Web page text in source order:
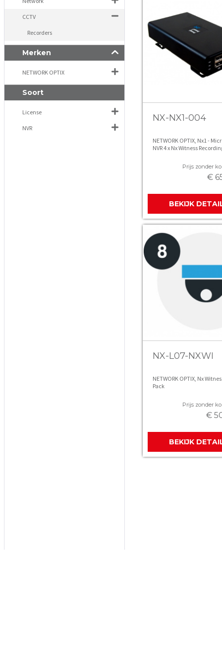
NX-NX1-004
NETWORK OPTIX, Nx1 -
NVR 4 x Nx Witness
Prijs zonder
€
BEKIJK
NX-L07-NXWI
NETWORK OPTIX, Nx
Pack
Prijs zonder
€
BEKIJK
CCTV
Recorders
Merken
NETWORK OPTIX
Soort
License
NVR